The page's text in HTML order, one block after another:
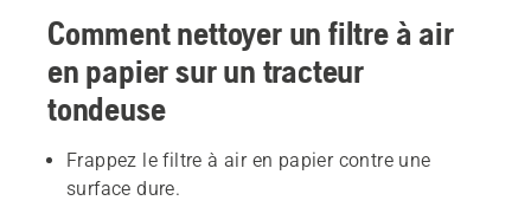
Comment nettoyer un filtre à air
en papier sur un tracteur
tondeuse
Frappez le filtre à air en papier contre une
surface dure.